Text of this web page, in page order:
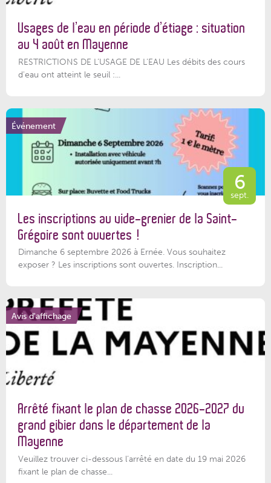
Usages de l’eau en période d’étiage : situation
au 4 août en Mayenne
RESTRICTIONS DE L’USAGE DE L’EAU Les débits des cours
d'eau ont atteint le seuil :...
Événement
6
sept.
Les inscriptions au vide-grenier de la Saint-
Grégoire sont ouvertes !
Dimanche 6 septembre 2026 à Ernée. Vous souhaitez
exposer ? Les inscriptions sont ouvertes. Inscription...
Avis d'affichage
Arrêté fixant le plan de chasse 2026-2027 du
grand gibier dans le département de la
Mayenne
Veuillez trouver ci-dessous l’arrêté en date du 19 mai 2026
fixant le plan de chasse...